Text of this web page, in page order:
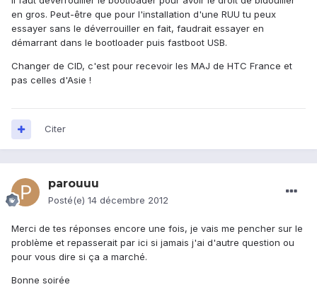
en gros. Peut-être que pour l'installation d'une RUU tu peux
essayer sans le déverrouiller en fait, faudrait essayer en
démarrant dans le bootloader puis fastboot USB.
Changer de CID, c'est pour recevoir les MAJ de HTC France et
pas celles d'Asie !
Citer
parouuu
Posté(e) 14 décembre 2012
Merci de tes réponses encore une fois, je vais me pencher sur le
problème et repasserait par ici si jamais j'ai d'autre question ou
pour vous dire si ça a marché.
Bonne soirée